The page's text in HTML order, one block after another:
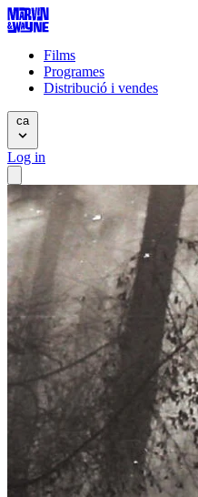
Films
Programes
Distribució i vendes
ca
Log in